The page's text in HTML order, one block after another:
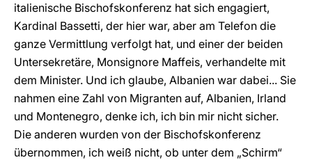
italienische Bischofskonferenz hat sich engagiert,
Kardinal Bassetti, der hier war, aber am Telefon die
ganze Vermittlung verfolgt hat, und einer der beiden
Untersekretäre, Monsignore Maffeis, verhandelte mit
dem Minister. Und ich glaube, Albanien war dabei... Sie
nahmen eine Zahl von Migranten auf, Albanien, Irland
und Montenegro, denke ich, ich bin mir nicht sicher.
Die anderen wurden von der Bischofskonferenz
übernommen, ich weiß nicht, ob unter dem „Schirm“